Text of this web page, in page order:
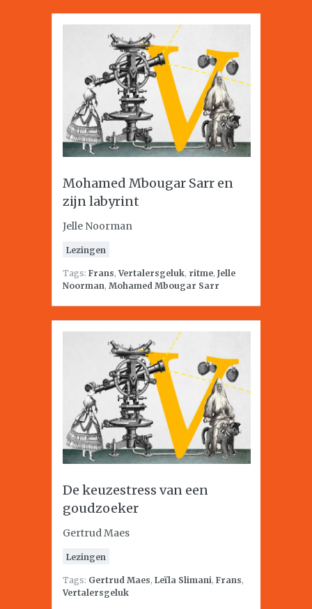
Mohamed Mbougar Sarr en
zijn labyrint
Jelle Noorman
Lezingen
Tags: Frans,Vertalersgeluk, ritme, Jelle
Noorman, Mohamed Mbougar Sarr
De keuzestress van een
goudzoeker
Gertrud Maes
Lezingen
Tags: Gertrud Maes, Leïla Slimani, Frans,
Vertalersgeluk